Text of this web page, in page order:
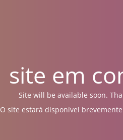
site em
Site will be available soon.
O site estará disponível